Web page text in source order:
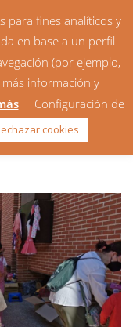
para fines analíticos y
en base a un perfil
(por ejemplo,
información y
Configuración de
cookies